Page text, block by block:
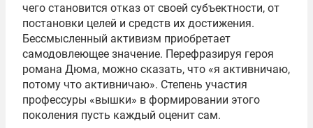
чего становится отказ от своей субъектности, от
постановки целей и средств их достижения.
Бессмысленный активизм приобретает
самодовлеющее значение. Перефразируя героя
романа Дюма, можно сказать, что «я активничаю,
потому что активничаю». Степень участия
профессуры «вышки» в формировании этого
поколения пусть каждый оценит сам.